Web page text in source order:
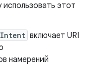
этот
включает URI
намерений